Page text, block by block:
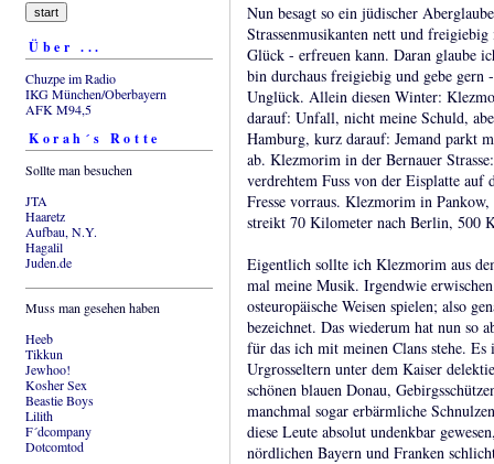
Über ...
Chuzpe im Radio
IKG München/Oberbayern
AFK M94,5
Korah´s Rotte
Sollte man besuchen
JTA
Haaretz
Aufbau, N.Y.
Hagalil
Juden.de
Muss man gesehen haben
Heeb
Tikkun
Jewhoo!
Kosher Sex
Beastie Boys
Lilith
F´dcompany
Dotcomtod
Nun besagt so ein jüdischer
Strassenmusikanten nett und
Glück - erfreuen kann. Daran glaube
bin durchaus freigiebig und gebe
Unglück. Allein diesen Winter:
darauf: Unfall, nicht meine Schuld,
Hamburg, kurz darauf: Jemand parkt
ab. Klezmorim in der Bernauer
verdrehtem Fuss von der Eisplatte
Fresse vorraus. Klezmorim in
streikt 70 Kilometer nach Berlin, 500
Eigentlich sollte ich Klezmorim aus
mal meine Musik. Irgendwie
osteuropäische Weisen spielen; also
bezeichnet. Das wiederum hat nun so
für das ich mit meinen Clans stehe.
Urgrosseltern unter dem Kaiser
schönen blauen Donau,
manchmal sogar erbärmliche
diese Leute absolut undenkbar
nördlichen Bayern und Franken